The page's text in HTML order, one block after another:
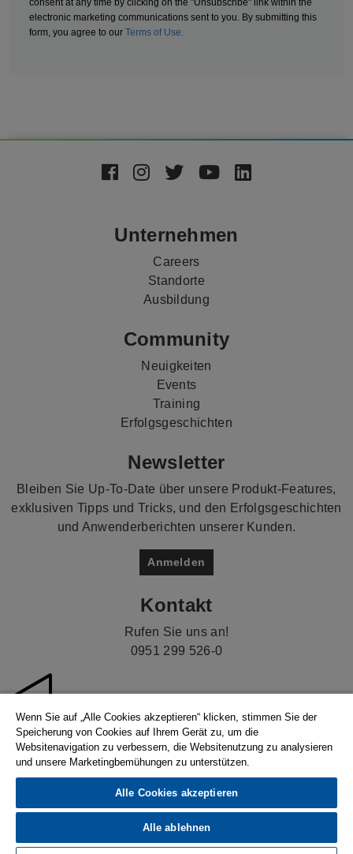
Unternehmen
Careers
Standorte
Ausbildung
Community
Neuigkeiten
Events
Training
Erfolgsgeschichten
Newsletter
Bleiben Sie Up-To-Date über unsere Produkt-Features,
exklusiven Tipps und Tricks, und den Erfolgsgeschichten
und Anwenderberichten unserer Kunden.
Anmelden
Kontakt
Rufen Sie uns an!
0951 299 526-0
© 2026 Hexagon AB and/or its subsidiaries. |
Datenschutzerklärung|Compliance
Compliance Reporting System|Cookie-Präferenzen
Wenn Sie auf „Alle Cookies akzeptieren“ klicken, stimmen Sie der
Speicherung von Cookies auf Ihrem Gerät zu, um die
Websitenavigation zu verbessern, die Websitenutzung zu analysieren
und unsere Marketingbemühungen zu unterstützen.
Alle Cookies akzeptieren
Alle ablehnen